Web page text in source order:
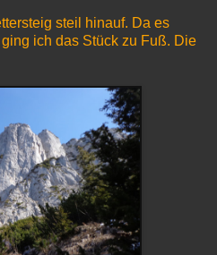
steil hinauf. Da es
ich das Stück zu Fuß. Die